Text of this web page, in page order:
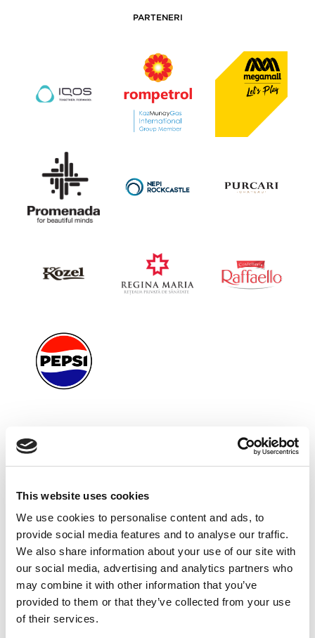
This website uses cookies
We use cookies to personalise content and ads, to
provide social media features and to analyse our traffic.
We also share information about your use of our site with
our social media, advertising and analytics partners who
may combine it with other information that you’ve
provided to them or that they’ve collected from your use
of their services.
PARTENERI